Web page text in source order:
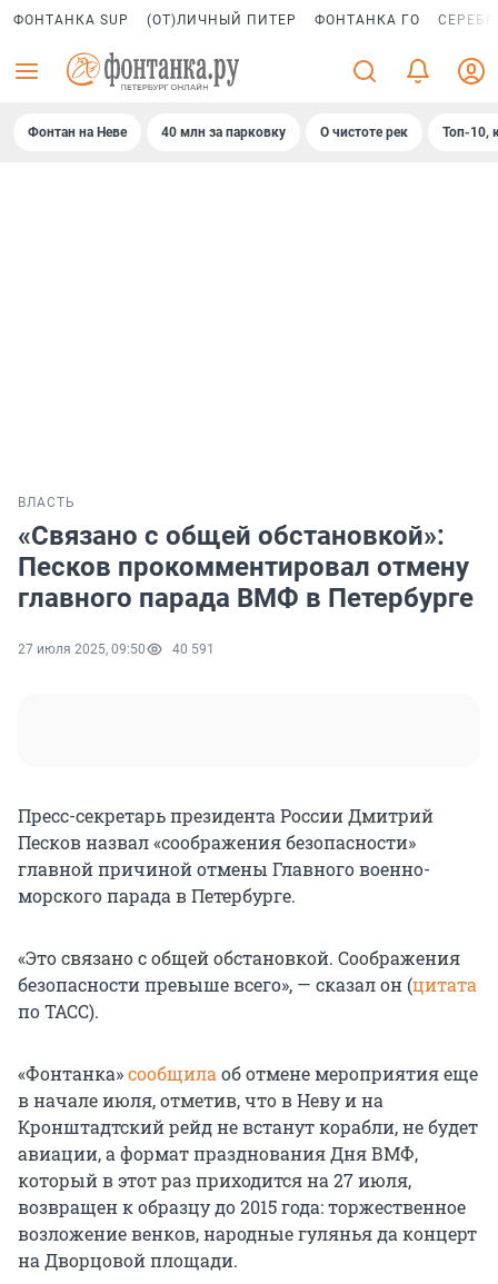
ФОНТАНКА SUP (ОТ)ЛИЧНЫЙ ПИТЕР ФОНТАНКА ГО
Фонтан на Неве 40 млн за парковку О чистоте рек Топ-10,
ВЛАСТЬ
«Связано с общей обстановкой»:
Песков прокомментировал отмену
главного парада ВМФ в Петербурге
27 июля 2025, 09:50 40 591
Пресс-секретарь президента России Дмитрий
Песков назвал «соображения безопасности»
главной причиной отмены Главного военно-
морского парада в Петербурге.
«Это связано с общей обстановкой. Соображения
безопасности превыше всего», — сказал он (цитата
по ТАСС).
«Фонтанка»сообщила об отмене мероприятия еще
в начале июля, отметив, что в Неву и на
Кронштадтский рейд не встанут корабли, не будет
авиации, а формат празднования Дня ВМФ,
который в этот раз приходится на 27 июля,
возвращен к образцу до 2015 года: торжественное
возложение венков, народные гулянья да концерт
на Дворцовой площади.